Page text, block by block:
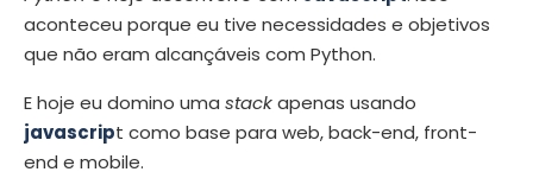
aconteceu porque eu tive necessidades e objetivos
que não eram alcançáveis com Python.
E hoje eu domino uma stackapenas usando
javascript como base para web, back-end, front-
end e mobile.